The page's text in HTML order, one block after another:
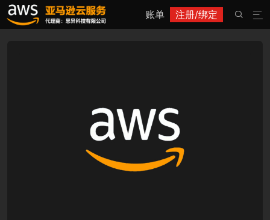
账单 注册/绑定 
